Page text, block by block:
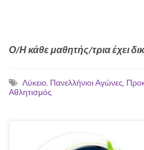
Ο/Η κάθε μαθητής/τρια έχει
Λύκειο, Πανελλήνιοι Αγώνες,
Αθλητισμός